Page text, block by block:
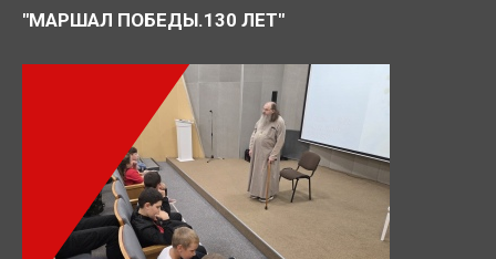
"МАРШАЛ ПОБЕДЫ.130 ЛЕТ"